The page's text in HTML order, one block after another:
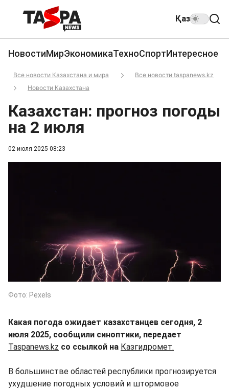
Қаз
НовостиМирЭкономикаТехноСпортИнтересное
Все новости Казахстана и мира
Все новости taspanews.kz
Новости Казахстана
02 июля 2025 08:23
Казахстан: прогноз погоды
на 2 июля
Фото: Pexels
Какая погода ожидает казахстанцев сегодня, 2
июля 2025, сообщили синоптики, передает
Taspanews.kz со ссылкой на Казгидромет.
В большинстве областей республики прогнозируется
ухудшение погодных условий и штормовое